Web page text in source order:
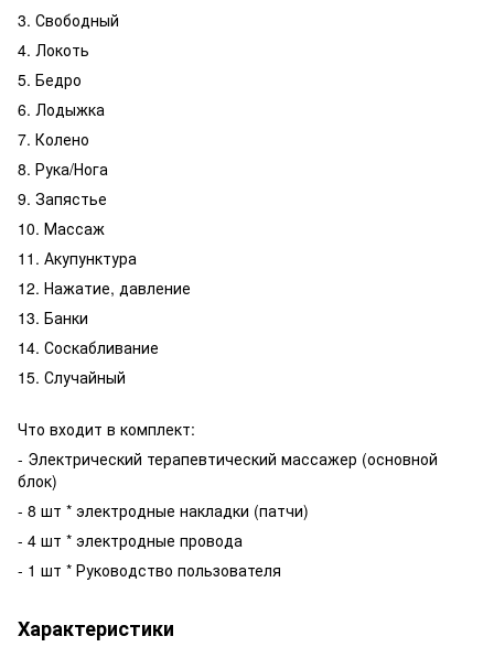
3. Свободный
4. Локоть
5. Бедро
6. Лодыжка
7. Колено
8. Рука/Нога
9. Запястье
10. Массаж
11. Акупунктура
12. Нажатие, давление
13. Банки
14. Соскабливание
15. Случайный
Что входит в комплект:
- Электрический терапевтический массажер (основной
блок)
- 8 шт * электродные накладки (патчи)
- 4 шт * электродные провода
- 1 шт * Руководство пользователя
Характеристики